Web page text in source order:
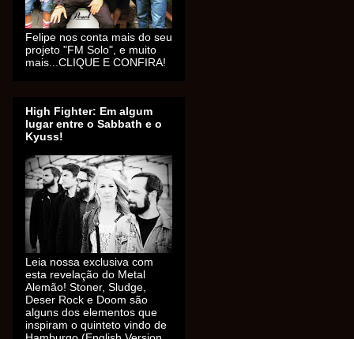
Felipe nos conta mais do seu
projeto "FM Solo", e muito
mais...CLIQUE E CONFIRA!
High Fighter: Em algum
lugar entre o Sabbath e o
Kyuss!
Leia nossa exclusiva com
esta revelação do Metal
Alemão! Stoner, Sludge,
Deser Rock e Doom são
alguns dos elementos que
inspiram o quinteto vindo de